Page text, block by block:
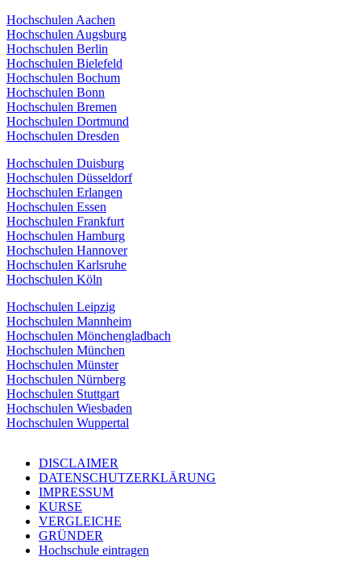
Hochschulen Aachen
Hochschulen Augsburg
Hochschulen Berlin
Hochschulen Bielefeld
Hochschulen Bochum
Hochschulen Bonn
Hochschulen Bremen
Hochschulen Dortmund
Hochschulen Dresden
Hochschulen Duisburg
Hochschulen Düsseldorf
Hochschulen Erlangen
Hochschulen Essen
Hochschulen Frankfurt
Hochschulen Hamburg
Hochschulen Hannover
Hochschulen Karlsruhe
Hochschulen Köln
Hochschulen Leipzig
Hochschulen Mannheim
Hochschulen Mönchengladbach
Hochschulen München
Hochschulen Münster
Hochschulen Nürnberg
Hochschulen Stuttgart
Hochschulen Wiesbaden
Hochschulen Wuppertal
DISCLAIMER
DATENSCHUTZERKLÄRUNG
IMPRESSUM
KURSE
VERGLEICHE
GRÜNDER
Hochschule eintragen